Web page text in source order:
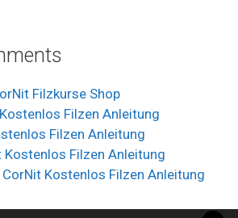
Filzkurse Shop
Filzen Anleitung
Filzen Anleitung
Kostenlos Filzen Anleitung
CorNit Kostenlos Filzen Anleitung